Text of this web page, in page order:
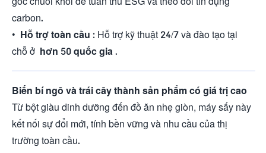
carbon.
• Hỗ trợ toàn cầu : Hỗ trợ kỹ thuật 24/7 và đào tạo tại
chỗ ở hơn 50 quốc gia .
Biến bí ngô và trái cây thành sản phẩm có giá trị cao
Từ bột giàu dinh dưỡng đến đồ ăn nhẹ giòn, máy sấy này
kết nối sự đổi mới, tính bền vững và nhu cầu của thị
trường toàn cầu.